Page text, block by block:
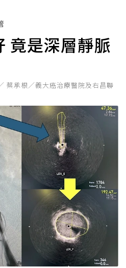
竟是深層靜脈
蔡承根／義大癌治療醫院及右昌聯